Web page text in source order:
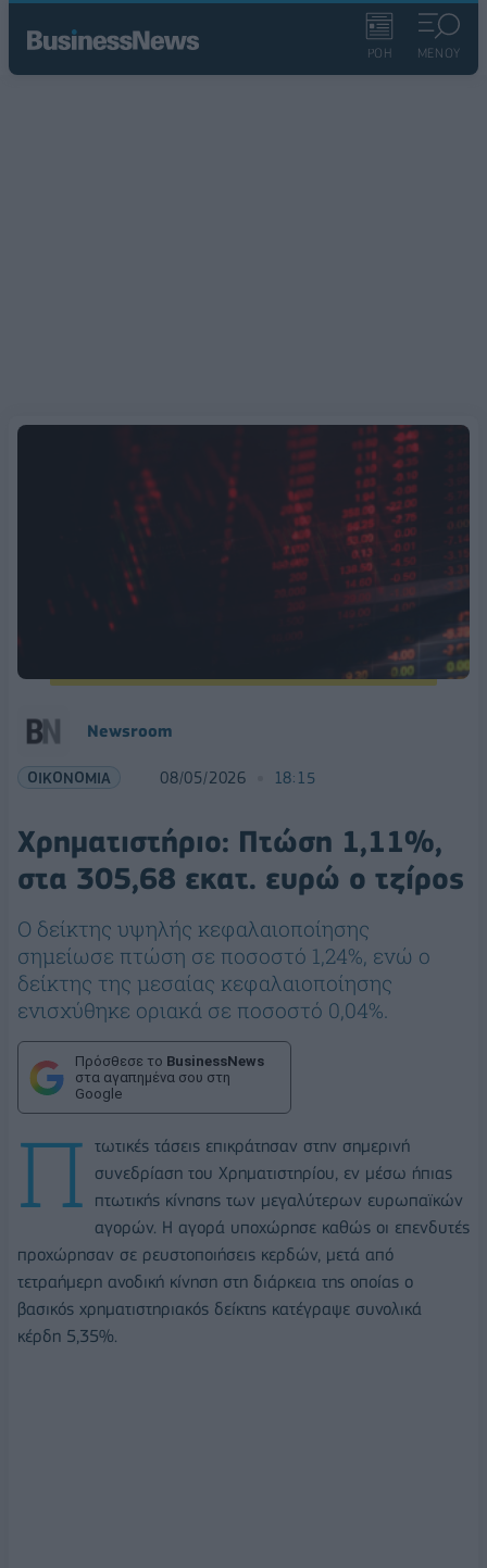
ΡΟΗ ΜΕΝΟΥ
Νewsroom
ΟΙΚΟΝΟΜΙΑ 08/05/2026 18:15
Χρηματιστήριο: Πτώση 1,11%,
στα 305,68 εκατ. ευρώ ο τζίρος
Ο δείκτης υψηλής κεφαλαιοποίησης
σημείωσε πτώση σε ποσοστό 1,24%, ενώ ο
δείκτης της μεσαίας κεφαλαιοποίησης
ενισχύθηκε οριακά σε ποσοστό 0,04%.
Πρόσθεσε το BusinessNews
στα αγαπημένα σου στη
Google
Π τωτικές τάσεις επικράτησαν στην σημερινή
συνεδρίαση του Χρηματιστηρίου, εν μέσω ήπιας
πτωτικής κίνησης των μεγαλύτερων ευρωπαϊκών
αγορών. Η αγορά υποχώρησε καθώς οι επενδυτές
προχώρησαν σε ρευστοποιήσεις κερδών, μετά από
τετραήμερη ανοδική κίνηση στη διάρκεια της οποίας ο
βασικός χρηματιστηριακός δείκτης κατέγραψε συνολικά
κέρδη 5,35%.